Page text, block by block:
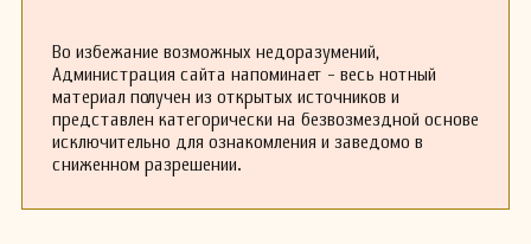
году в одном томе. Среди его вокальных
произведений выделяется популярная часть
«Sweet and Low» и ряд произведений для Pipe
Organ.
Барнби сыграл заметную роль в
распространении священной музыки Гуно
Во избежание возможных недоразумений,
Администрация сайта напоминает - весь нотный
материал получен из открытых источников и
представлен категорически на безвозмездной основе
исключительно для ознакомления и заведомо в
сниженном разрешении.